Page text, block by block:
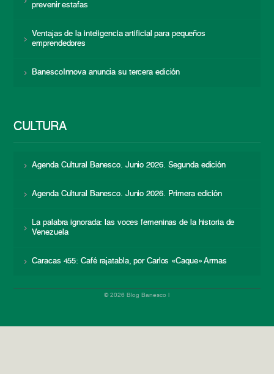
prevenir estafas
Ventajas de la inteligencia artificial para pequeños
emprendedores
BanescoInnova anuncia su tercera edición
CULTURA
Agenda Cultural Banesco. Junio 2026. Segunda edición
Agenda Cultural Banesco. Junio 2026. Primera edición
La palabra ignorada: las voces femeninas de la historia de
Venezuela
Caracas 455: Café rajatabla, por Carlos «Caque» Armas
© 2026 Blog Banesco |